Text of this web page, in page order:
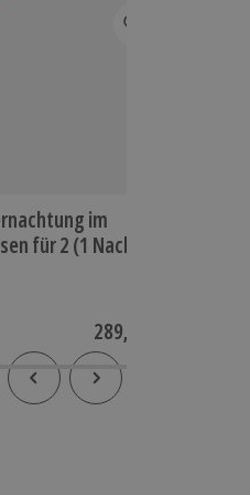
im
für 2 (1 Nacht)
289,90 €